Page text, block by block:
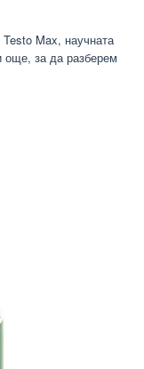
Max, научната
още, за да разберем